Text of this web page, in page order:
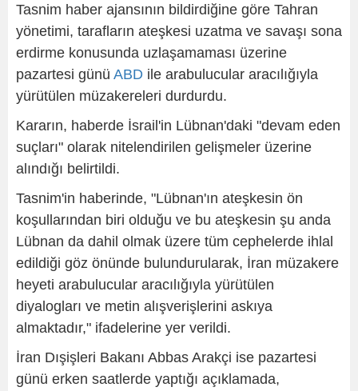
Tasnim haber ajansının bildirdiğine göre Tahran
yönetimi, tarafların ateşkesi uzatma ve savaşı sona
erdirme konusunda uzlaşamaması üzerine
pazartesi günü ABD ile arabulucular aracılığıyla
yürütülen müzakereleri durdurdu.
Kararın, haberde İsrail'in Lübnan'daki "devam eden
suçları" olarak nitelendirilen gelişmeler üzerine
alındığı belirtildi.
Tasnim'in haberinde, "Lübnan'ın ateşkesin ön
koşullarından biri olduğu ve bu ateşkesin şu anda
Lübnan da dahil olmak üzere tüm cephelerde ihlal
edildiği göz önünde bulundurularak, İran müzakere
heyeti arabulucular aracılığıyla yürütülen
diyalogları ve metin alışverişlerini askıya
almaktadır," ifadelerine yer verildi.
İran Dışişleri Bakanı Abbas Arakçi ise pazartesi
günü erken saatlerde yaptığı açıklamada,